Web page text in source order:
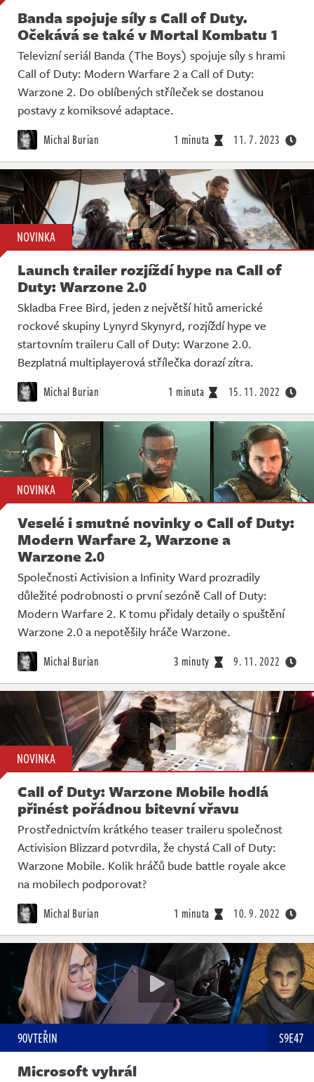
Banda spojuje síly s Call of Duty.
Očekává se také v Mortal Kombatu 1
Televizní seriál Banda (The Boys) spojuje síly s hrami
Call of Duty: Modern Warfare 2 a Call of Duty:
Warzone 2. Do oblíbených stříleček se dostanou
postavy z komiksové adaptace.
Michal Burian 1 minuta 11. 7. 2023
NOVINKA
Launch trailer rozjíždí hype na Call of
Duty: Warzone 2.0
Skladba Free Bird, jeden z největší hitů americké
rockové skupiny Lynyrd Skynyrd, rozjíždí hype ve
startovním traileru Call of Duty: Warzone 2.0.
Bezplatná multiplayerová střílečka dorazí zítra.
Michal Burian 1 minuta 15. 11. 2022
NOVINKA
Veselé i smutné novinky o Call of Duty:
Modern Warfare 2, Warzone a
Warzone 2.0
Společnosti Activision a Infinity Ward prozradily
důležité podrobnosti o první sezóně Call of Duty:
Modern Warfare 2. K tomu přidaly detaily o spuštění
Warzone 2.0 a nepotěšily hráče Warzone.
Michal Burian 3 minuty 9. 11. 2022
NOVINKA
Call of Duty: Warzone Mobile hodlá
přinést pořádnou bitevní vřavu
Prostřednictvím krátkého teaser traileru společnost
Activision Blizzard potvrdila, že chystá Call of Duty:
Warzone Mobile. Kolik hráčů bude battle royale akce
na mobilech podporovat?
Michal Burian 1 minuta 10. 9. 2022
90VTEŘIN S9E47
Microsoft vyhrál